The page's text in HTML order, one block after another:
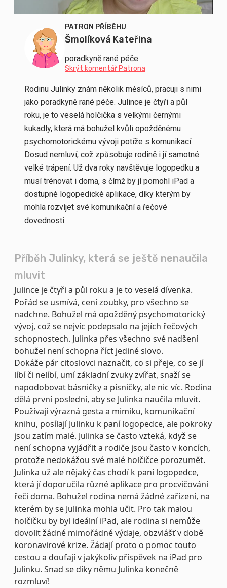
PATRON PŘÍBĚHU
Šmolíková Kateřina
poradkyně rané péče
Skrýt komentář Patrona
Rodinu Julinky znám několik měsíců, pracuji s nimi
jako poradkyně rané péče. Julince je čtyři a půl
roku, je to veselá holčička s velkými černými
kukadly, která má bohužel kvůli opožděnému
psychomotorickému vývoji potíže s komunikací.
Dosud nemluví, což způsobuje rodině i jí samotné
velké trápení. Už dva roky navštěvuje logopedku a
musí trénovat i doma, s čímž by jí pomohl iPad a
dostupné logopedické aplikace, díky kterým by
mohla rozvíjet své komunikační a řečové
dovednosti.
Příběh Julinky, která se ještě nenaučila
mluvit
Julince je čtyři a půl roku a je to veselá dívenka.
Pořád se usmívá, cení zoubky, pro všechno se
nadchne. Bohužel má opožděný psychomotorický
vývoj, což se nejvíc podepsalo na jejích řečových
schopnostech. Julinka přes všechno své nadšení
bohužel není schopna říct jediné slovo.
Dokáže pár citoslovci naznačit, co si přeje, co se jí
líbí či nelíbí, umí základní zvuky zvířat, snaží se
napodobovat básničky a písničky, ale nic víc. Rodina
dělá první poslední, aby se Julinka naučila mluvit.
Používají výrazná gesta a mimiku, komunikační
knihu, posílají Julinku k paní logopedce, ale pokroky
jsou zatím malé. Julinka se často vzteká, když se
není schopna vyjádřit a rodiče jsou často v koncích,
protože nedokážou své malé holčičce porozumět.
Julinka už ale nějaký čas chodí k paní logopedce,
která jí doporučila různé aplikace pro procvičování
řeči doma. Bohužel rodina nemá žádné zařízení, na
kterém by se Julinka mohla učit. Pro tak malou
holčičku by byl ideální iPad, ale rodina si nemůže
dovolit žádné mimořádné výdaje, obzvlášť v době
koronavirové krize. Žádají proto o pomoc touto
cestou a doufají v jakýkoliv příspěvek na iPad pro
Julinku. Snad se díky němu Julinka konečně
rozmluví!